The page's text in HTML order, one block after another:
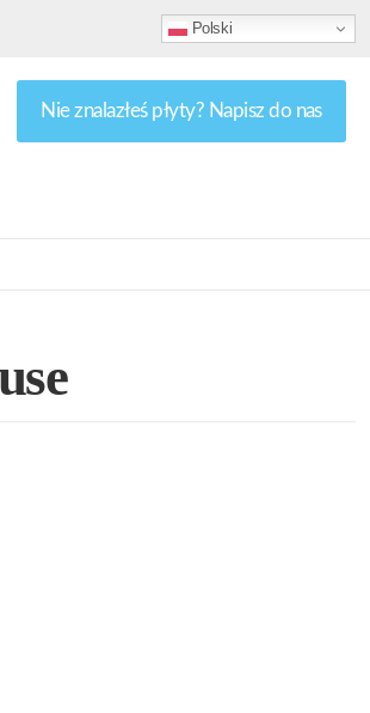
Polski
Nie znalazłeś płyty? Napisz do nas